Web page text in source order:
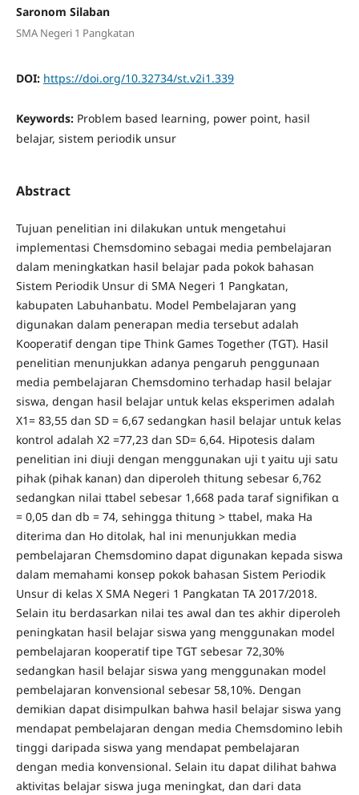
Saronom Silaban
SMA Negeri 1 Pangkatan
DOI: https://doi.org/10.32734/st.v2i1.339
Keywords: Problem based learning, power point, hasil
belajar, sistem periodik unsur
Abstract
Tujuan penelitian ini dilakukan untuk mengetahui
implementasi Chemsdomino sebagai media pembelajaran
dalam meningkatkan hasil belajar pada pokok bahasan
Sistem Periodik Unsur di SMA Negeri 1 Pangkatan,
kabupaten Labuhanbatu. Model Pembelajaran yang
digunakan dalam penerapan media tersebut adalah
Kooperatif dengan tipe Think Games Together (TGT). Hasil
penelitian menunjukkan adanya pengaruh penggunaan
media pembelajaran Chemsdomino terhadap hasil belajar
siswa, dengan hasil belajar untuk kelas eksperimen adalah
X1= 83,55 dan SD = 6,67 sedangkan hasil belajar untuk kelas
kontrol adalah X2 =77,23 dan SD= 6,64. Hipotesis dalam
penelitian ini diuji dengan menggunakan uji t yaitu uji satu
pihak (pihak kanan) dan diperoleh thitung sebesar 6,762
sedangkan nilai ttabel sebesar 1,668 pada taraf signifikan α
= 0,05 dan db = 74, sehingga thitung > ttabel, maka Ha
diterima dan Ho ditolak, hal ini menunjukkan media
pembelajaran Chemsdomino dapat digunakan kepada siswa
dalam memahami konsep pokok bahasan Sistem Periodik
Unsur di kelas X SMA Negeri 1 Pangkatan TA 2017/2018.
Selain itu berdasarkan nilai tes awal dan tes akhir diperoleh
peningkatan hasil belajar siswa yang menggunakan model
pembelajaran kooperatif tipe TGT sebesar 72,30%
sedangkan hasil belajar siswa yang menggunakan model
pembelajaran konvensional sebesar 58,10%. Dengan
demikian dapat disimpulkan bahwa hasil belajar siswa yang
mendapat pembelajaran dengan media Chemsdomino lebih
tinggi daripada siswa yang mendapat pembelajaran
dengan media konvensional. Selain itu dapat dilihat bahwa
aktivitas belajar siswa juga meningkat, dan dari data